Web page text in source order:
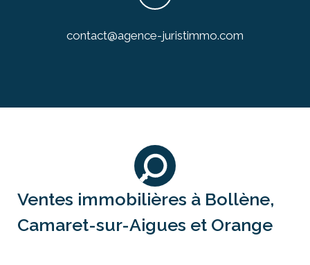
contact@agence-juristimmo.com
Ventes immobilières à Bollène,
Camaret-sur-Aigues et Orange